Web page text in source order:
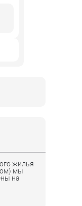
жилья
мы
на